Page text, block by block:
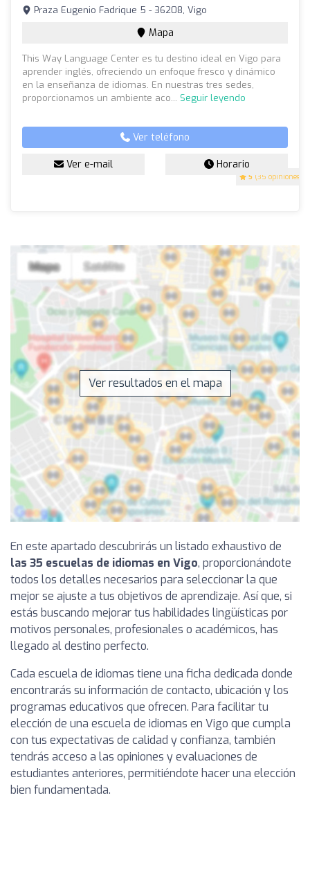
5 (35 opiniones)
Praza Eugenio Fadrique 5 - 36208, Vigo
Mapa
This Way Language Center es tu destino ideal en Vigo para
aprender inglés, ofreciendo un enfoque fresco y dinámico
en la enseñanza de idiomas. En nuestras tres sedes,
proporcionamos un ambiente aco... Seguir leyendo
Ver teléfono
Ver e-mail Horario
Ver resultados en el mapa
En este apartado descubrirás un listado exhaustivo de
las 35 escuelas de idiomas en Vigo, proporcionándote
todos los detalles necesarios para seleccionar la que
mejor se ajuste a tus objetivos de aprendizaje. Así que, si
estás buscando mejorar tus habilidades lingüísticas por
motivos personales, profesionales o académicos, has
llegado al destino perfecto.
Cada escuela de idiomas tiene una ficha dedicada donde
encontrarás su información de contacto, ubicación y los
programas educativos que ofrecen. Para facilitar tu
elección de una escuela de idiomas en Vigo que cumpla
con tus expectativas de calidad y confianza, también
tendrás acceso a las opiniones y evaluaciones de
estudiantes anteriores, permitiéndote hacer una elección
bien fundamentada.